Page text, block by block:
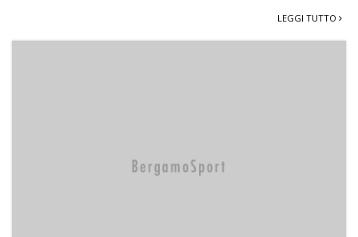
LEGGI TUTTO